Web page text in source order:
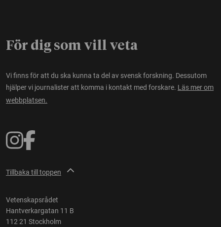
För dig som vill veta
Vi finns för att du ska kunna ta del av svensk forskning. Dessutom
hjälper vi journalister att komma i kontakt med forskare. Läs mer om
webbplatsen.
Tillbaka till toppen
Vetenskapsrådet
Hantverkargatan 11 B
112 21 Stockholm